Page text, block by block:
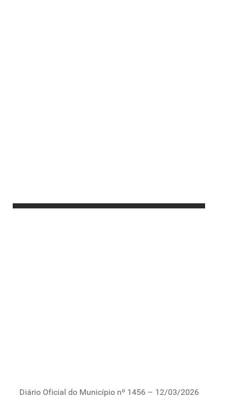
Diário Oficial do Município nº 1456 – 12/03/2026